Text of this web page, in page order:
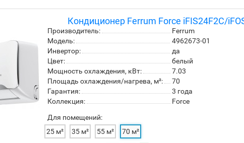
Кондиционер Ferrum Force iFIS24F2С/
Производитель:
Ferrum
Модель:
4962673-01
Инвертор:
да
Цвет:
белый
Мощность охлаждения, кВт:
7.03
Площадь охлаждения/нагрева, м²:
70
Гарантия:
3 года
Коллекция:
Force
Для помещений:
25 м²
35 м² 55 м² 70 м²